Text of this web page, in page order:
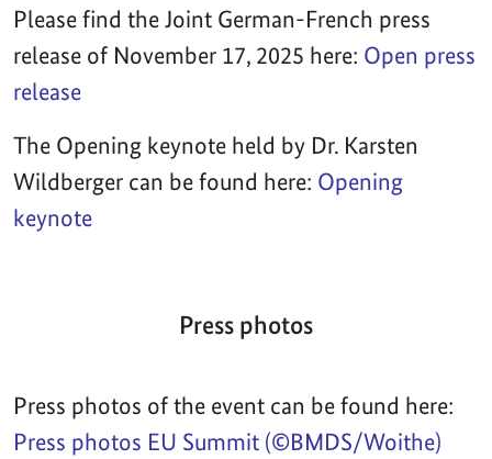
Please find the Joint German-French press
release of November 17, 2025 here: Open press
release
The Opening keynote held by Dr. Karsten
Wildberger can be found here: Opening
keynote
Press photos
Press photos of the event can be found here:
Press photos EU Summit (©BMDS/Woithe)